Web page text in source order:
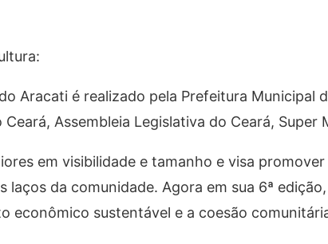
Aracati é realizado pela Prefeitura Municipal
Assembleia Legislativa do Ceará, Super
em visibilidade e tamanho e visa
da comunidade. Agora em sua 6ª
econômico sustentável e a coesão